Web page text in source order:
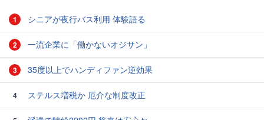
1 シニアが夜行バス利用 体験語る
2 一流企業に「働かないオジサン」
3 35度以上でハンディファン逆効果
4 ステルス増税か 厄介な制度改正